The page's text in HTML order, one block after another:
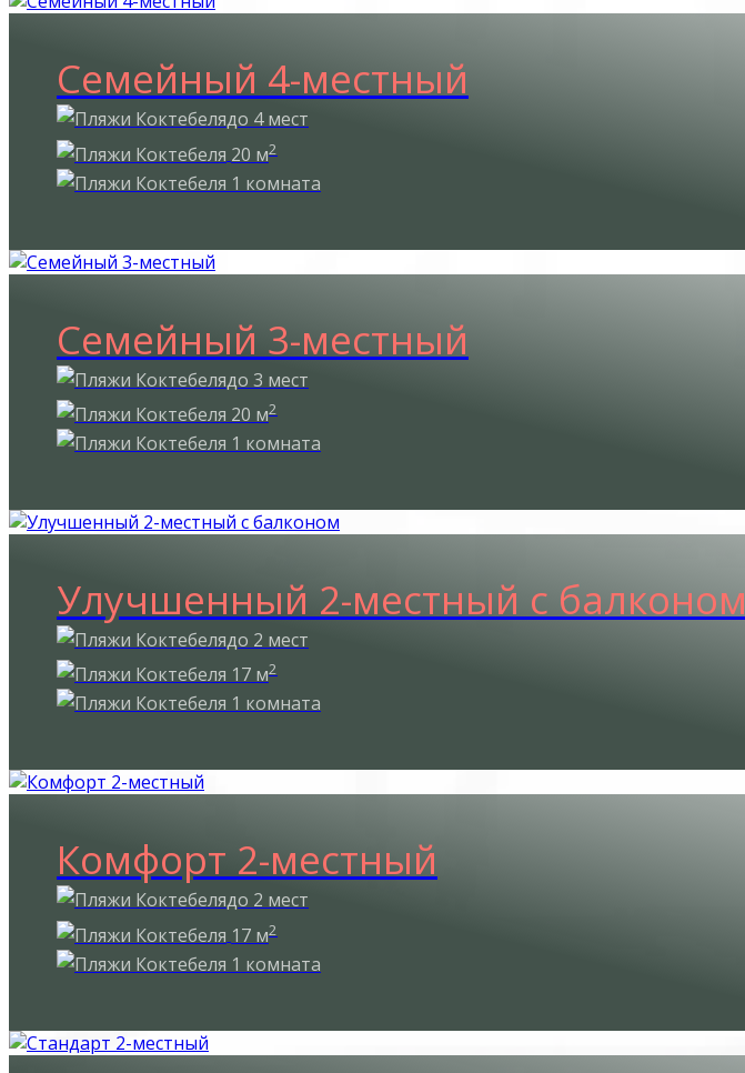
Семейный 4-местный
до 4 мест
20 м2
1 комната
Семейный 3-местный
до 3 мест
20 м2
1 комната
Улучшенный 2-местный с балконом
до 2 мест
17 м2
1 комната
Комфорт 2-местный
до 2 мест
17 м2
1 комната